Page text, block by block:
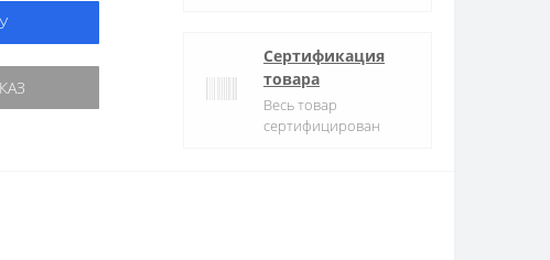
Сертификация
товара
Весь товар
сертифицирован